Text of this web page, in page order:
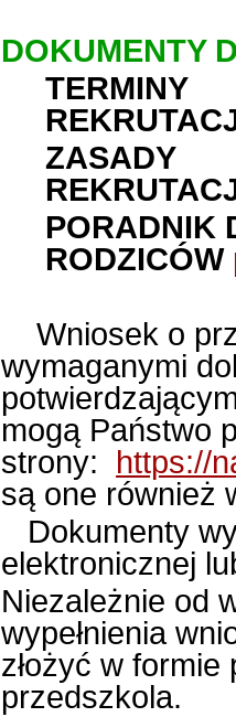
DOKUMENTY
TERMINY
ZASADY
PORADNIK
RODZICÓW
Wniosek o
wymaganymi
mogą Państwo
strony: https://
są one również
Dokumenty
elektronicznej
Niezależnie od
wypełnienia
złożyć w
przedszkola.